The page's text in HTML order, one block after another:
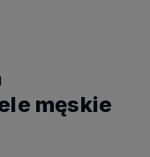
męskie